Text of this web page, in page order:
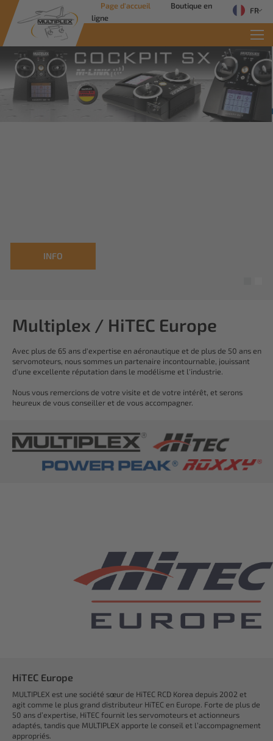
Page d'accueil
Boutique en
ligne
FR
Savoir plus
Multiplex / HiTEC Europe
Avec plus de 65 ans d'expertise en aéronautique et de plus de 50 ans en
servomoteurs, nous sommes un partenaire incontournable, jouissant
d'une excellente réputation dans le modélisme et l'industrie.
Nous vous remercions de votre visite et de votre intérêt, et serons
heureux de vous conseiller et de vous accompagner.
HiTEC Europe
MULTIPLEX est une société sœur de HiTEC RCD Korea depuis 2002 et
agit comme le plus grand distributeur HiTEC en Europe. Forte de plus de
50 ans d’expertise, HiTEC fournit les servomoteurs et actionneurs
adaptés, tandis que MULTIPLEX apporte le conseil et l’accompagnement
appropriés.